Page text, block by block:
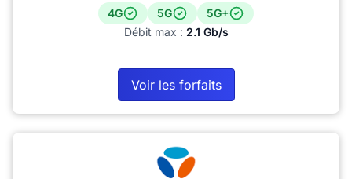
4G 5G
5G+
Débit max : 2.1 Gb/s
Voir les forfaits